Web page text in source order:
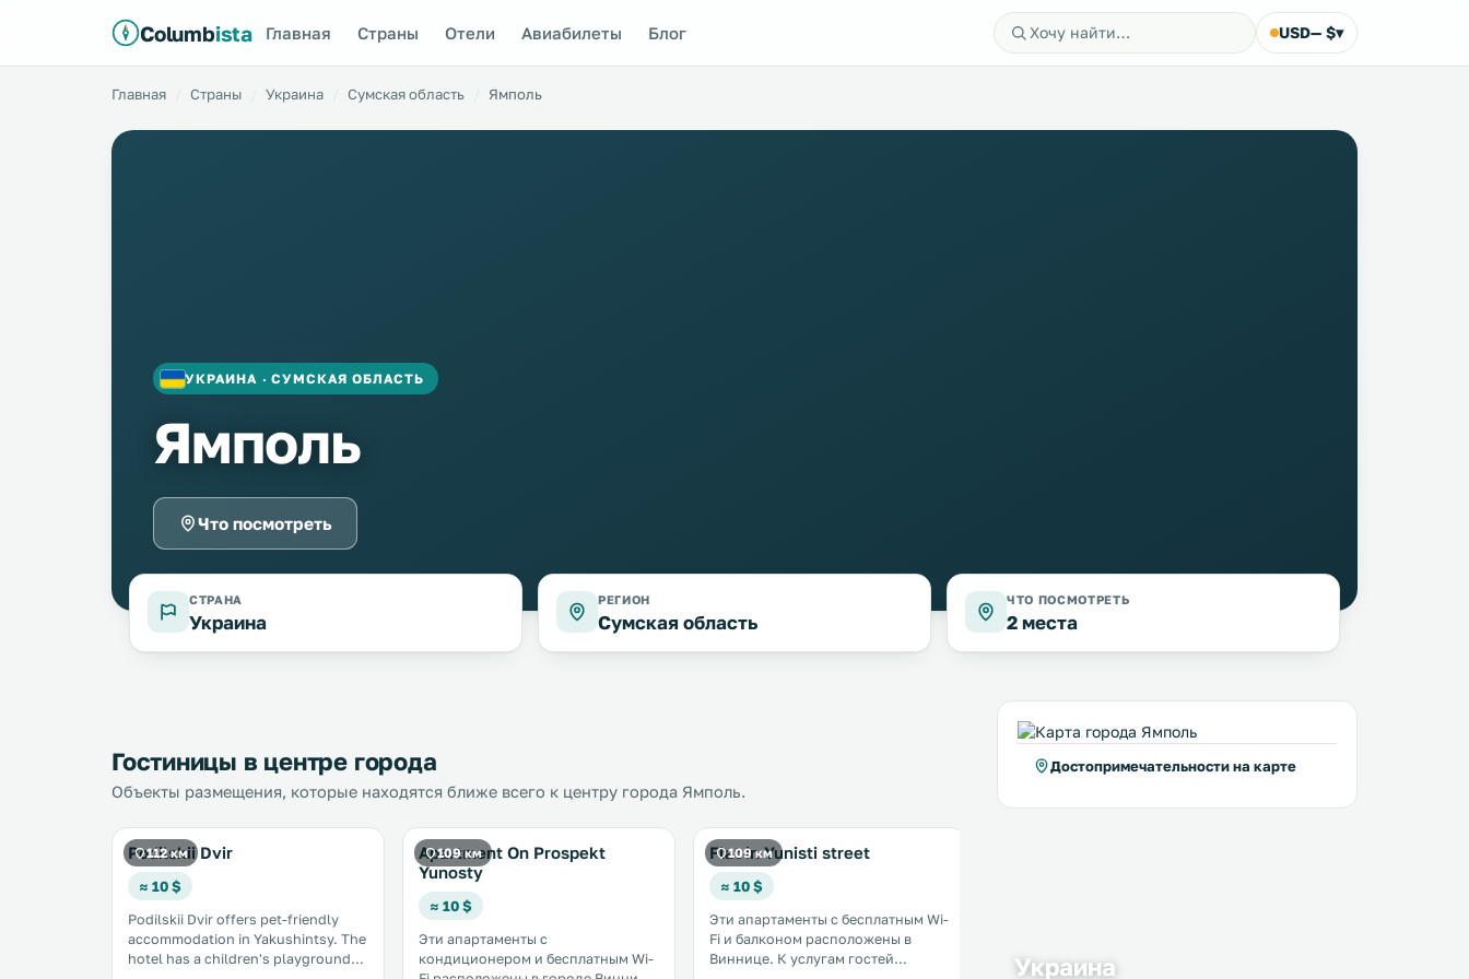
Columbista Главная Страны Отели Авиабилеты Блог USD— $▾
Главная Страны Украина Сумская область Ямполь
УКРАИНА · СУМСКАЯ ОБЛАСТЬ
Ямполь
Что посмотреть
СТРАНА
Украина
РЕГИОН
Сумская область
ЧТО ПОСМОТРЕТЬ
2 места
Гостиницы в центре города
Объекты размещения, которые находятся ближе всего к центру города Ямполь.
112 км
Podilskii Dvir
≈ 10 $
Podilskii Dvir offers pet-friendly
accommodation in Yakushintsy. The
hotel has a children's playground
109 км
Apartment On Prospekt
Yunosty
≈ 10 $
Эти апартаменты с
кондиционером и бесплатным Wi-
109 км
Flat in Yunisti street
≈ 10 $
Эти апартаменты с бесплатным Wi-
Fi и балконом расположены в
Виннице. К услугам гостей
размещение с домашними
Достопримечательности на карте
Украина